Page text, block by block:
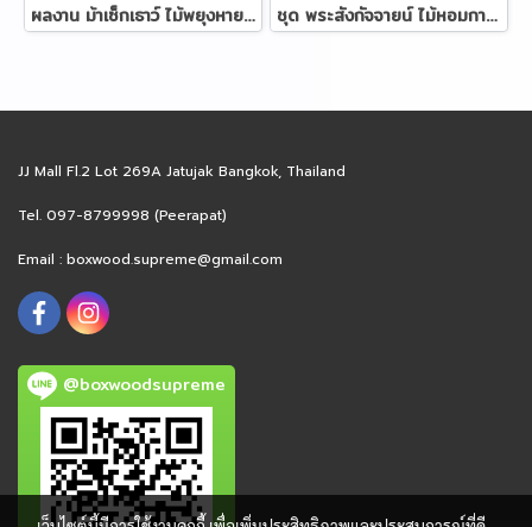
ผลงาน ม้าเซ็กเธาว์ ไม้พยุงหายาก ขนาด 38 ซม. ชุด พระสังกัจจายน์ ไม้หอมการบูร 72 ซม.
JJ Mall Fl.2 Lot 269A Jatujak Bangkok, Thailand
Tel. 097-8799998 (Peerapat)
Email : boxwood.supreme@gmail.com
@boxwoodsupreme